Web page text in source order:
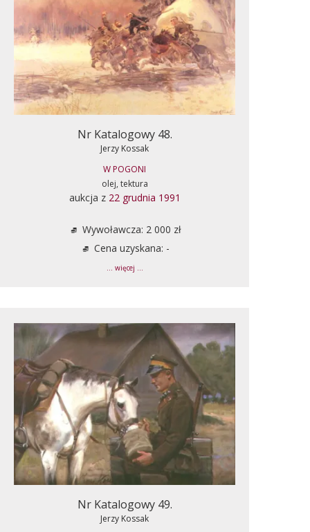
Nr Katalogowy 48.
Jerzy Kossak
W POGONI
olej, tektura
aukcja z 22 grudnia 1991
Wywoławcza: 2 000 zł
Cena uzyskana: -
... więcej ...
Nr Katalogowy 49.
Jerzy Kossak